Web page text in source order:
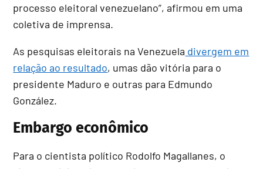
processo eleitoral venezuelano”, afirmou em uma
coletiva de imprensa.
As pesquisas eleitorais na Venezuela divergem em
relação ao resultado, umas dão vitória para o
presidente Maduro e outras para Edmundo
González.
Embargo econômico
Para o cientista político Rodolfo Magallanes, o